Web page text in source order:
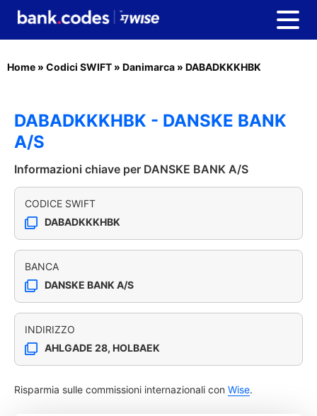
Home » Codici SWIFT » Danimarca » DABADKKKHBK
DABADKKKHBK - DANSKE BANK
A/S
Informazioni chiave per DANSKE BANK A/S
CODICE SWIFT
DABADKKKHBK
BANCA
DANSKE BANK A/S
INDIRIZZO
AHLGADE 28, HOLBAEK
Risparmia sulle commissioni internazionali con Wise.